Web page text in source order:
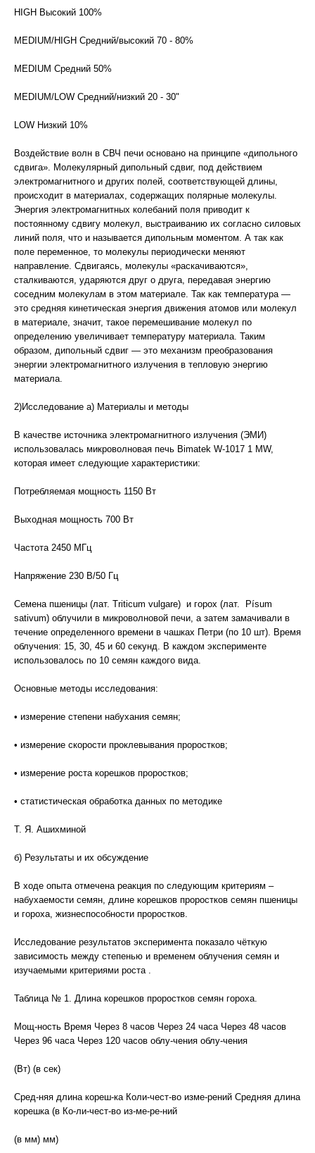
HIGH Высокий 100%
MEDIUM/HIGH Средний/высокий 70 - 80%
MEDIUM Средний 50%
MEDIUM/LOW Средний/низкий 20 - 30"
LOW Низкий 10%
Воздействие волн в СВЧ печи основано на принципе «дипольного
сдвига». Молекулярный дипольный сдвиг, под действием
электромагнитного и других полей, соответствующей длины,
происходит в материалах, содержащих полярные молекулы.
Энергия электромагнитных колебаний поля приводит к
постоянному сдвигу молекул, выстраиванию их согласно силовых
линий поля, что и называется дипольным моментом. А так как
поле переменное, то молекулы периодически меняют
направление. Сдвигаясь, молекулы «раскачиваются»,
сталкиваются, ударяются друг о друга, передавая энергию
соседним молекулам в этом материале. Так как температура —
это средняя кинетическая энергия движения атомов или молекул
в материале, значит, такое перемешивание молекул по
определению увеличивает температуру материала. Таким
образом, дипольный сдвиг — это механизм преобразования
энергии электромагнитного излучения в тепловую энергию
материала.
2)Исследование а) Материалы и методы
В качестве источника электромагнитного излучения (ЭМИ)
использовалась микроволновая печь Bimatek W-1017 1 MW,
которая имеет следующие характеристики:
Потребляемая мощность 1150 Вт
Выходная мощность 700 Вт
Частота 2450 МГц
Напряжение 230 В/50 Гц
Семена пшеницы (лат. Triticum vulgare) и горох (лат. Písum
sativum) облучили в микроволновой печи, а затем замачивали в
течение определенного времени в чашках Петри (по 10 шт). Время
облучения: 15, 30, 45 и 60 секунд. В каждом эксперименте
использовалось по 10 семян каждого вида.
Основные методы исследования:
• измерение степени набухания семян;
• измерение скорости проклевывания проростков;
• измерение роста корешков проростков;
• статистическая обработка данных по методике
Т. Я. Ашихминой
б) Результаты и их обсуждение
В ходе опыта отмечена реакция по следующим критериям –
набухаемости семян, длине корешков проростков семян пшеницы
и гороха, жизнеспособности проростков.
Исследование результатов эксперимента показало чёткую
зависимость между степенью и временем облучения семян и
изучаемыми критериями роста .
Таблица № 1. Длина корешков проростков семян гороха.
Мощ-ность Время Через 8 часов Через 24 часа Через 48 часов
Через 96 часа Через 120 часов облу-чения облу-чения
(Вт) (в сек)
Сред-няя длина кореш-ка Коли-чест-во изме-рений Средняя длина
корешка (в Ко-ли-чест-во из-ме-ре-ний
(в мм) мм)